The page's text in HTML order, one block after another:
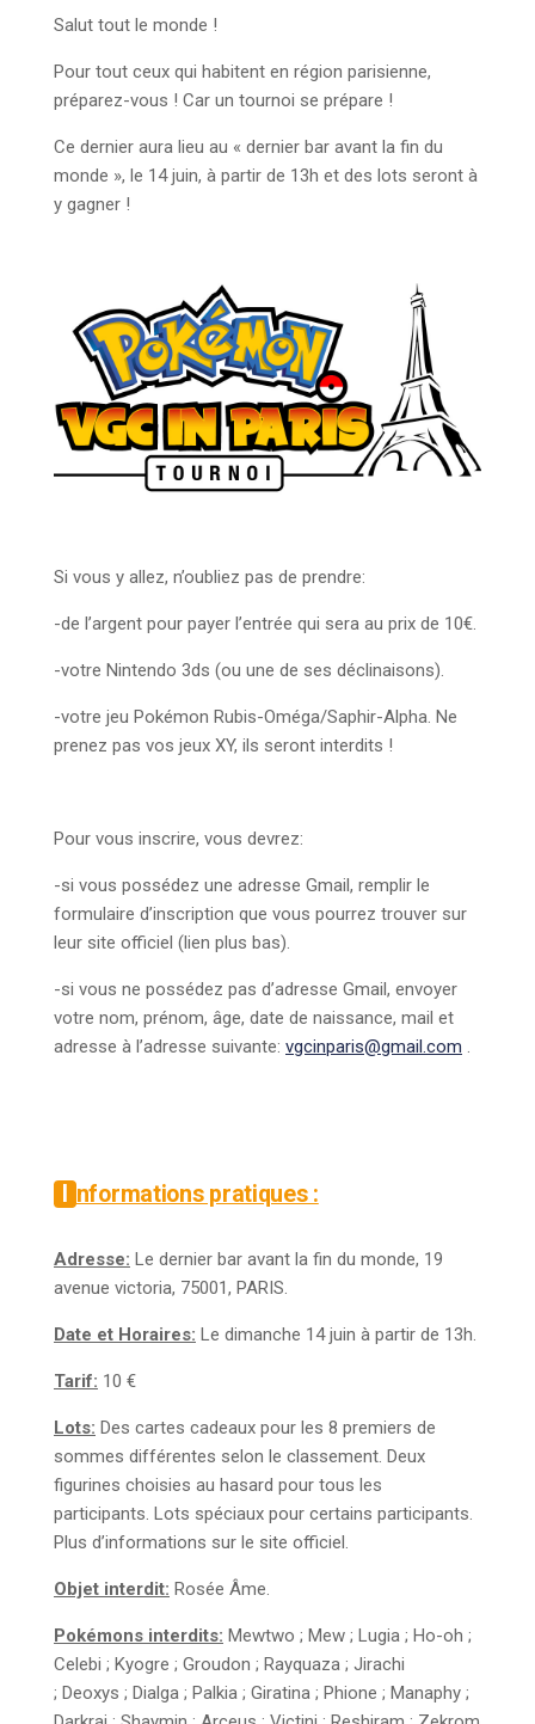
Salut tout le monde !
Pour tout ceux qui habitent en région parisienne,
préparez-vous ! Car un tournoi se prépare !
Ce dernier aura lieu au « dernier bar avant la fin du
monde », le 14 juin, à partir de 13h et des lots seront à
y gagner !
Si vous y allez, n’oubliez pas de prendre:
-de l’argent pour payer l’entrée qui sera au prix de 10€.
-votre Nintendo 3ds (ou une de ses déclinaisons).
-votre jeu Pokémon Rubis-Oméga/Saphir-Alpha. Ne
prenez pas vos jeux XY, ils seront interdits !
Pour vous inscrire, vous devrez:
-si vous possédez une adresse Gmail, remplir le
formulaire d’inscription que vous pourrez trouver sur
leur site officiel (lien plus bas).
-si vous ne possédez pas d’adresse Gmail, envoyer
votre nom, prénom, âge, date de naissance, mail et
adresse à l’adresse suivante: vgcinparis@gmail.com .
Informations pratiques :
Adresse: Le dernier bar avant la fin du monde, 19
avenue victoria, 75001, PARIS.
Date et Horaires: Le dimanche 14 juin à partir de 13h.
Tarif: 10 €
Lots: Des cartes cadeaux pour les 8 premiers de
sommes différentes selon le classement. Deux
figurines choisies au hasard pour tous les
participants. Lots spéciaux pour certains participants.
Plus d’informations sur le site officiel.
Objet interdit: Rosée Âme.
Pokémons interdits: Mewtwo ; Mew ; Lugia ; Ho-oh ;
Celebi ; Kyogre ; Groudon ; Rayquaza ; Jirachi
; Deoxys ; Dialga ; Palkia ; Giratina ; Phione ; Manaphy ;